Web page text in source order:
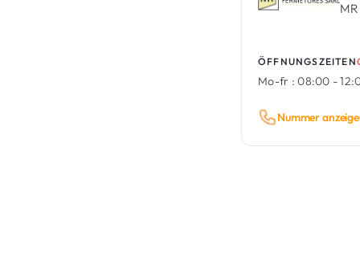
ÖFFNUNGSZEITEN
Mo-fr : 08:00 -
Nummer